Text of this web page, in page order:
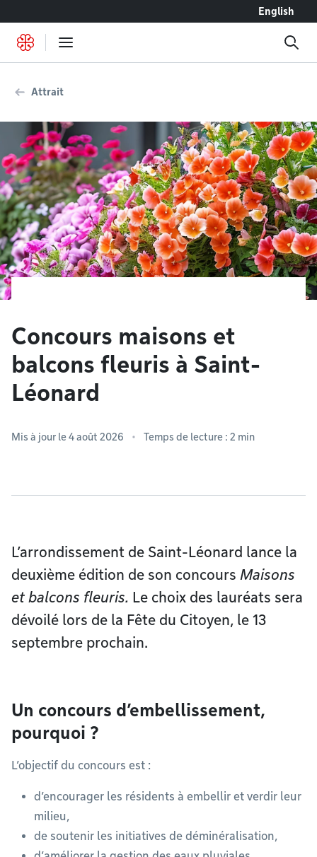
English
Attrait
Concours maisons et
balcons fleuris à Saint-
Léonard
Mis à jour le 4 août 2026 Temps de lecture : 2 min
L’arrondissement de Saint-Léonard lance la
deuxième édition de son concours Maisons
et balcons fleuris. Le choix des lauréats sera
dévoilé lors de la Fête du Citoyen, le 13
septembre prochain.
Un concours d’embellissement,
pourquoi ?
L’objectif du concours est :
d’encourager les résidents à embellir et verdir leur
milieu,
de soutenir les initiatives de déminéralisation,